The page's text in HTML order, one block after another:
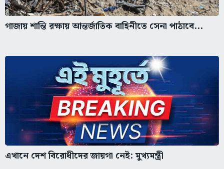
গাজায় শান্তি রক্ষায় আন্তর্জাতিক বাহিনীতে সেনা পাঠাবে...
এখানে দেশ বিরোধীদের জায়গা নেই: মুখ্যমন্ত্রী